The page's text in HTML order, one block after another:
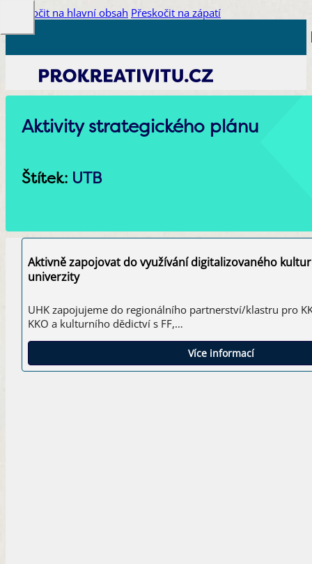
Přeskočit na hlavní obsah Přeskočit na zápatí
Aktivity strategického plánu
Štítek: UTB
Aktivně zapojovat do využívání digitalizovaného
univerzity
UHK zapojujeme do regionálního partnerství/klastru pro
KKO a kulturního dědictví s FF,…
Více informací